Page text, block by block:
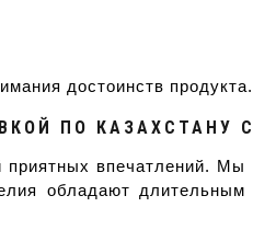
достоинств продукта.
ПО КАЗАХСТАНУ
впечатлений. Мы
обладают